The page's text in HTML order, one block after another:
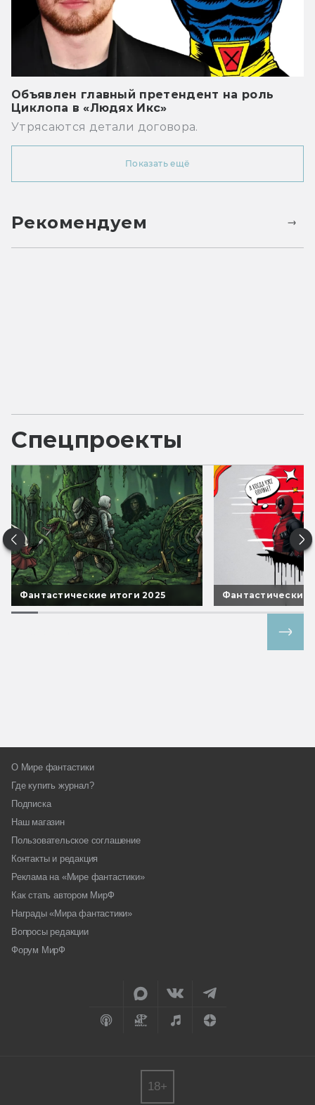
Объявлен главный претендент на роль
Циклопа в «Людях Икс»
Утрясаются детали договора.
Показать ещё
Рекомендуем
Спецпроекты
Фантастические итоги 2025 Фантастические
О Мире фантастики
Где купить журнал?
Подписка
Наш магазин
Пользовательское соглашение
Контакты и редакция
Реклама на «Мире фантастики»
Как стать автором МирФ
Награды «Мира фантастики»
Вопросы редакции
Форум МирФ
18+